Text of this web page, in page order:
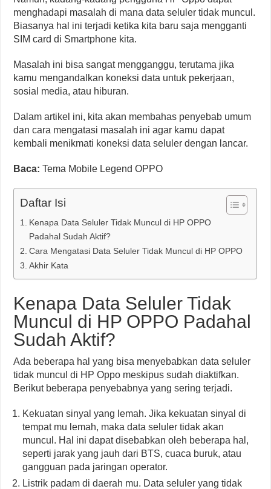
menghadapi masalah di mana data seluler tidak muncul.
Biasanya hal ini terjadi ketika kita baru saja mengganti
SIM card di Smartphone kita.
Masalah ini bisa sangat mengganggu, terutama jika
kamu mengandalkan koneksi data untuk pekerjaan,
sosial media, atau hiburan.
Dalam artikel ini, kita akan membahas penyebab umum
dan cara mengatasi masalah ini agar kamu dapat
kembali menikmati koneksi data seluler dengan lancar.
Baca:Tema Mobile Legend OPPO
Daftar Isi
Kenapa Data Seluler Tidak Muncul di HP OPPO
Padahal Sudah Aktif?
Cara Mengatasi Data Seluler Tidak Muncul di HP OPPO
Akhir Kata
Kenapa Data Seluler Tidak
Muncul di HP OPPO Padahal
Sudah Aktif?
Ada beberapa hal yang bisa menyebabkan data seluler
tidak muncul di HP Oppo meskipus sudah diaktifkan.
Berikut beberapa penyebabnya yang sering terjadi.
Kekuatan sinyal yang lemah. Jika kekuatan sinyal di
tempat mu lemah, maka data seluler tidak akan
muncul. Hal ini dapat disebabkan oleh beberapa hal,
seperti jarak yang jauh dari BTS, cuaca buruk, atau
gangguan pada jaringan operator.
Listrik padam di daerah mu. Data seluler yang tidak